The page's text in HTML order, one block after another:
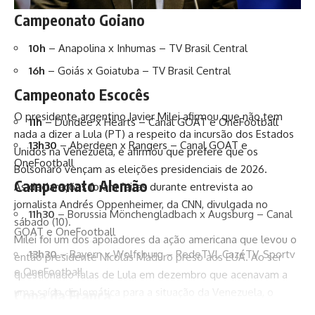
Campeonato Goiano
10h – Anapolina x Inhumas – TV Brasil Central
16h – Goiás x Goiatuba – TV Brasil Central
Campeonato Escocês
11h– Dundee x Hearts – Canal GOAT e OneFootball
13h30 – Aberdeen x Rangers – Canal GOAT e
OneFootball
Campeonato Alemão
11h30 – Borussia Mönchengladbach x Augsburg – Canal
GOAT e OneFootball
13h30– Bayern x Wolfsburg – RedeTV!, CazéTV, Sportv
e OneFootball
Copa da França
O presidente argentino Javier Milei afirmou que não tem
nada a dizer a Lula (PT) a respeito da incursão dos Estados
Unidos na Venezuela, e afirmou que prefere que os
Bolsonaro vençam as eleições presidenciais de 2026.
As declarações foram feitas durante entrevista ao
jornalista Andrés Oppenheimer, da CNN, divulgada no
sábado (10).
Milei foi um dos apoiadores da ação americana que levou o
então presidente Nicolás Maduro preso aos EUA. Ao ser
questionado falas de Lula em dezembro que acenavam a
uma saída diplomática para a situação da Venezuela, o